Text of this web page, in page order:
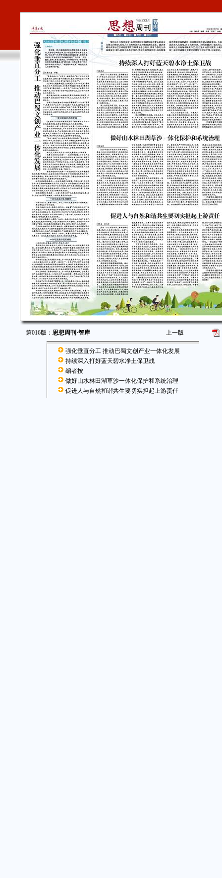
第016版： 思想周刊·智库 上一版
强化垂直分工 推动巴蜀文创产业一体化发展
持续深入打好蓝天碧水净土保卫战
编者按
做好山水林田湖草沙一体化保护和系统治理
促进人与自然和谐共生要切实担起上游责任